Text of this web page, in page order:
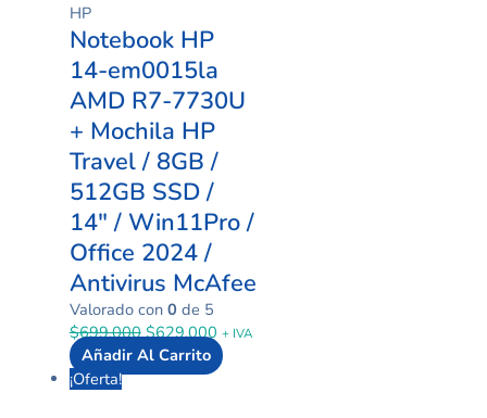
HP
Notebook HP
14-em0015la
AMD R7-7730U
+ Mochila HP
Travel / 8GB /
512GB SSD /
14″ / Win11Pro /
Office 2024 /
Antivirus McAfee
Valorado con 0 de 5
$699.000 $629.000 + IVA
Añadir Al Carrito
¡Oferta!